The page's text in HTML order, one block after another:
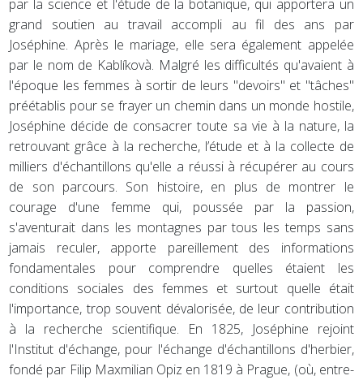
par la science et l'étude de la botanique, qui apportera un
grand soutien au travail accompli au fil des ans par
Joséphine. Après le mariage, elle sera également appelée
par le nom de Kablíkovà. Malgré les difficultés qu'avaient à
l'époque les femmes à sortir de leurs "devoirs" et "tâches"
préétablis pour se frayer un chemin dans un monde hostile,
Joséphine décide de consacrer toute sa vie à la nature, la
retrouvant grâce à la recherche, l’étude et à la collecte de
milliers d'échantillons qu'elle a réussi à récupérer au cours
de son parcours. Son histoire, en plus de montrer le
courage d'une femme qui, poussée par la passion,
s'aventurait dans les montagnes par tous les temps sans
jamais reculer, apporte pareillement des informations
fondamentales pour comprendre quelles étaient les
conditions sociales des femmes et surtout quelle était
l'importance, trop souvent dévalorisée, de leur contribution
à la recherche scientifique. En 1825, Joséphine rejoint
l'Institut d'échange, pour l'échange d'échantillons d'herbier,
fondé par Filip Maxmilian Opiz en 1819 à Prague, (où, entre-